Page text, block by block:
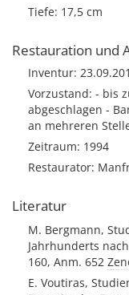
Tiefe: 17,5 cm
Restauration und
Inventur:
Vorzustand: - bis
abgeschlagen -
an mehreren
Zeitraum: 1994
Restaurator:
Literatur
M. Bergmann,
Jahrhunderts
160, Anm. 652
E. Voutiras,